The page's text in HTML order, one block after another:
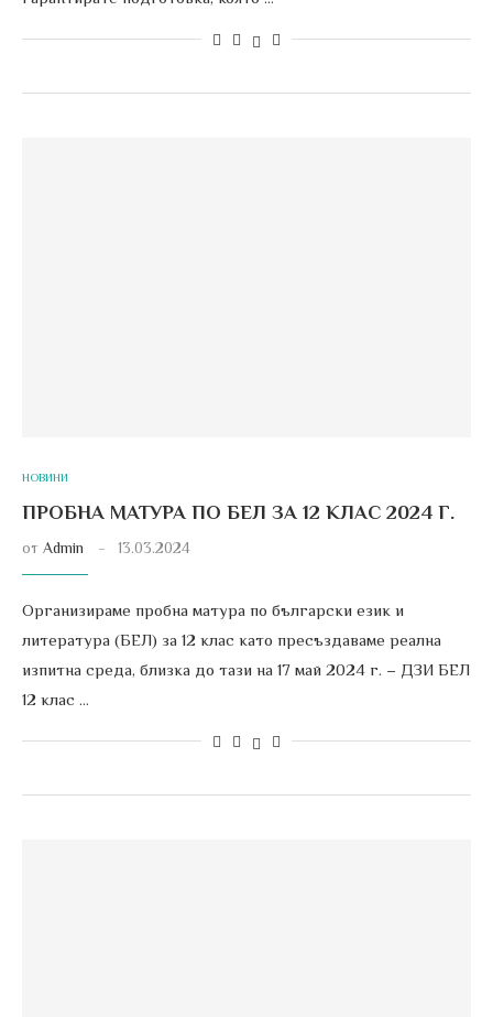
НОВИНИ
ПРОБНА МАТУРА ПО БЕЛ ЗА 12 КЛАС 2024 Г.
от Admin 13.03.2024
Организираме пробна матура по български език и
литература (БЕЛ) за 12 клас като пресъздаваме реална
изпитна среда, близка до тази на 17 май 2024 г. – ДЗИ БЕЛ
12 клас …